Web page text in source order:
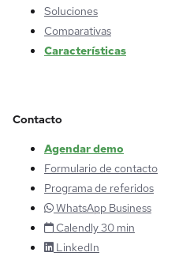
Soluciones
Comparativas
Características
Contacto
Agendar demo
Formulario de contacto
Programa de referidos
WhatsApp Business
Calendly 30 min
LinkedIn